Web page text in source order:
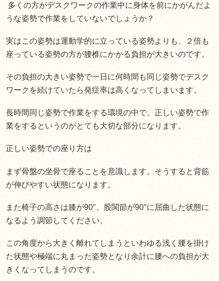
多くの方がデスクワークの作業中に身体を前にかがんだよ
うな姿勢で作業をしていないでしょうか？
実はこの姿勢は運動学的に立っている姿勢よりも、２倍も
座っている姿勢の方が腰椎にかかる負担が大きいのです。
その負担の大きい姿勢で一日に何時間も同じ姿勢でデスク
ワークを続けていたら発症率は高くなってしまいます。
長時間同じ姿勢で作業をする環境の中で、正しい姿勢で作
業をするというのがとても大切な部分になります。
正しい姿勢での座り方は
まず骨盤の坐骨で座ることを意識します。そうすると背筋
が伸びやすい状態になります。
また椅子の高さは膝が90°、股関節が90°に屈曲した状態に
なるよう調節してください。
この角度から大きく離れてしまうといわゆる浅く腰を掛け
た状態や極端に丸まった姿勢となり余計に腰への負担が大
きくなってしまうのです。